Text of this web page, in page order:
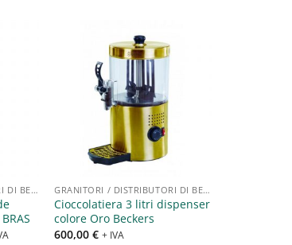
GRANITORI / DISTRIBUTORI DI BEVANDE
Aggiungi
alla lista
desideri
GRANITORI / DISTRIBUTORI DI BEVANDE
Cioccolatiera 3 litri dispenser
colore Oro Beckers
600,00€ + IVA